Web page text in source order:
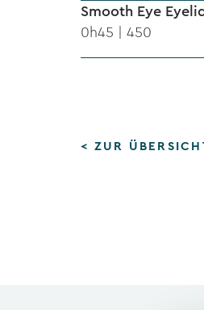
Smooth Eye
0h45 | 450
< ZUR